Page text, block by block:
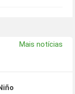
Mais notícias